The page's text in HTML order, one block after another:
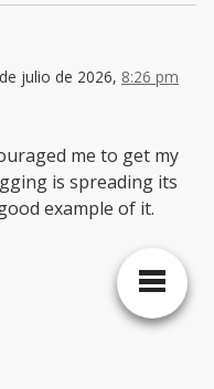
julio de 2026, 8:26 pm
me to get my
is spreading its
example of it.